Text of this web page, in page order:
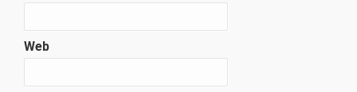
Web